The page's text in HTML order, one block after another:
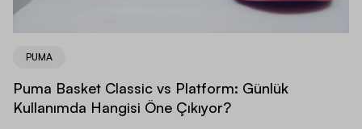
PUMA
Puma Basket Classic vs Platform: Günlük
Kullanımda Hangisi Öne Çıkıyor?